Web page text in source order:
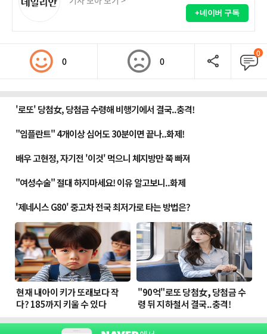
+네이버 구독
0 0
0